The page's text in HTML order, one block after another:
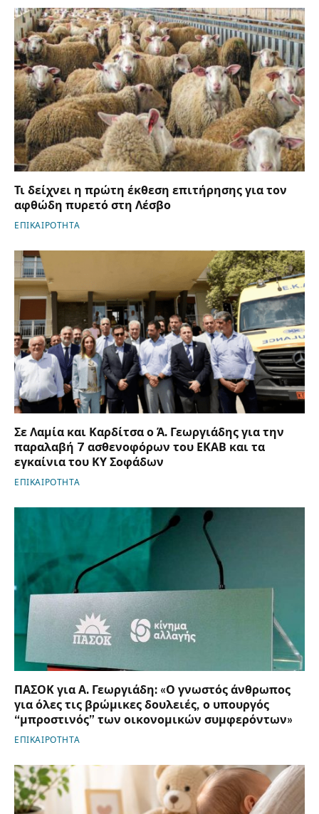
Τι δείχνει η πρώτη έκθεση επιτήρησης για τον
αφθώδη πυρετό στη Λέσβο
ΕΠΙΚΑΙΡΟΤΗΤΑ
Σε Λαμία και Καρδίτσα ο Ά. Γεωργιάδης για την
παραλαβή 7 ασθενοφόρων του ΕΚΑΒ και τα
εγκαίνια του ΚΥ Σοφάδων
ΕΠΙΚΑΙΡΟΤΗΤΑ
ΠΑΣΟΚ για Α. Γεωργιάδη: «Ο γνωστός άνθρωπος
για όλες τις βρώμικες δουλειές, ο υπουργός
“μπροστινός” των οικονομικών συμφερόντων»
ΕΠΙΚΑΙΡΟΤΗΤΑ